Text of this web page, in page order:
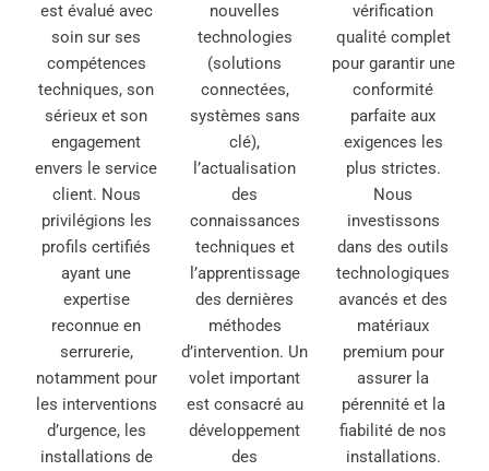
est évalué avec
soin sur ses
compétences
techniques, son
sérieux et son
engagement
envers le service
client. Nous
privilégions les
profils certifiés
ayant une
expertise
reconnue en
serrurerie,
notamment pour
les interventions
d’urgence, les
installations de
nouvelles
technologies
(solutions
connectées,
systèmes sans
clé),
l’actualisation
des
connaissances
techniques et
l’apprentissage
des dernières
méthodes
d’intervention. Un
volet important
est consacré au
développement
des
vérification
qualité complet
pour garantir une
conformité
parfaite aux
exigences les
plus strictes.
Nous
investissons
dans des outils
technologiques
avancés et des
matériaux
premium pour
assurer la
pérennité et la
fiabilité de nos
installations.